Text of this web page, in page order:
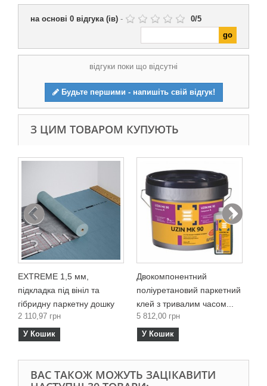
на основі 0 відгука (ів) - 0/5
відгуки поки що відсутні
Будьте першими - напишіть свій відгук!
З ЦИМ ТОВАРОМ КУПУЮТЬ
EXTREME 1,5 мм,
підкладка під вініл та
гібридну паркетну дошку
2 110,97 грн
У Кошик
Двокомпонентний
поліуретановий паркетний
клей з тривалим часом...
5 812,00 грн
У Кошик
ВАС ТАКОЖ МОЖУТЬ ЗАЦІКАВИТИ